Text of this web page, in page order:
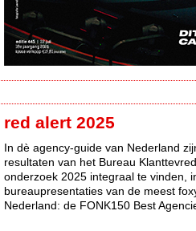
red alert 2025
In dè agency-guide van Nederland
resultaten van het Bureau
onderzoek 2025 integraal te vinden,
bureaupresentaties van de meest
Nederland: de FONK150 Best